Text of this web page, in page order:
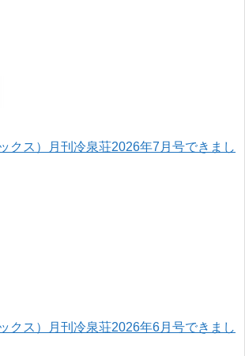
クス）月刊冷泉荘2026年7月号できまし
クス）月刊冷泉荘2026年6月号できまし